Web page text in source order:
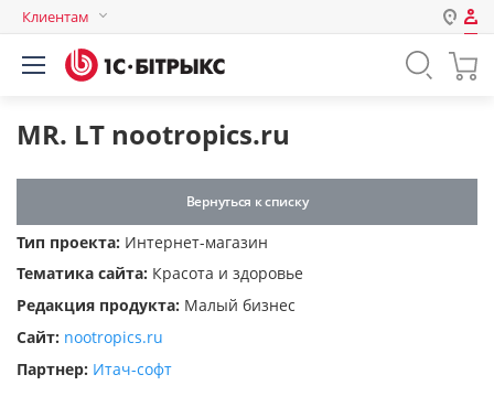
Клиентам
Авторизация
Пароль
Запомнить меня на этом
MR. LT nootropics.ru
Вернуться к списку
Тип проекта: Интернет-магазин
Тематика сайта: Красота и здоровье
Редакция продукта: Малый бизнес
Сайт: nootropics.ru
Партнер: Итач-софт